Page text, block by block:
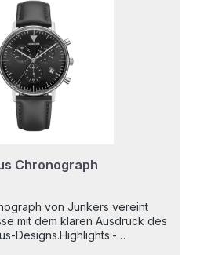
heute als selbstverständlich
Bauhaus wieder auflebte,
heute sowohl
mit modernster Technik als
Flieger- und Bauhausuhren
Chronograph
von Junkers vereint
mit dem klaren Ausdruck des
Designs.Highlights:-